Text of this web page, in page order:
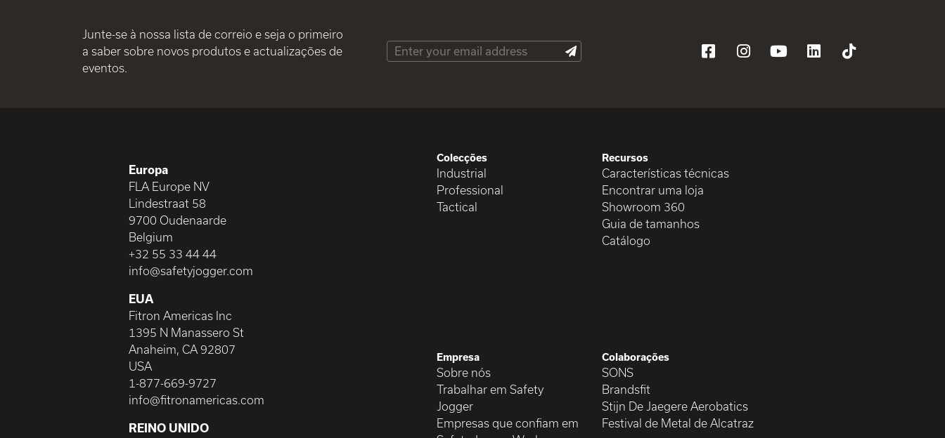
Junte-se à nossa lista de correio e seja o primeiro
a saber sobre novos produtos e actualizações de
eventos.
Europa
FLA Europe NV
Lindestraat 58
9700 Oudenaarde
Belgium
+32 55 33 44 44
info@safetyjogger.com
EUA
Fitron Americas Inc
1395 N Manassero St
Anaheim, CA 92807
USA
1-877-669-9727
info@fitronamericas.com
REINO UNIDO
Colecções
Industrial
Professional
Tactical
Recursos
Características técnicas
Encontrar uma loja
Showroom 360
Guia de tamanhos
Catálogo
Empresa
Sobre nós
Trabalhar em Safety
Jogger
Empresas que confiam em
Colaborações
SONS
Brandsfit
Stijn De Jaegere Aerobatics
Festival de Metal de Alcatraz